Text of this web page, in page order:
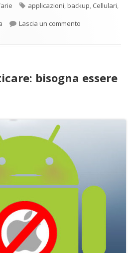
Tag
applicazioni,backup, Cellulari,
Lascia un commento
bisogna essere